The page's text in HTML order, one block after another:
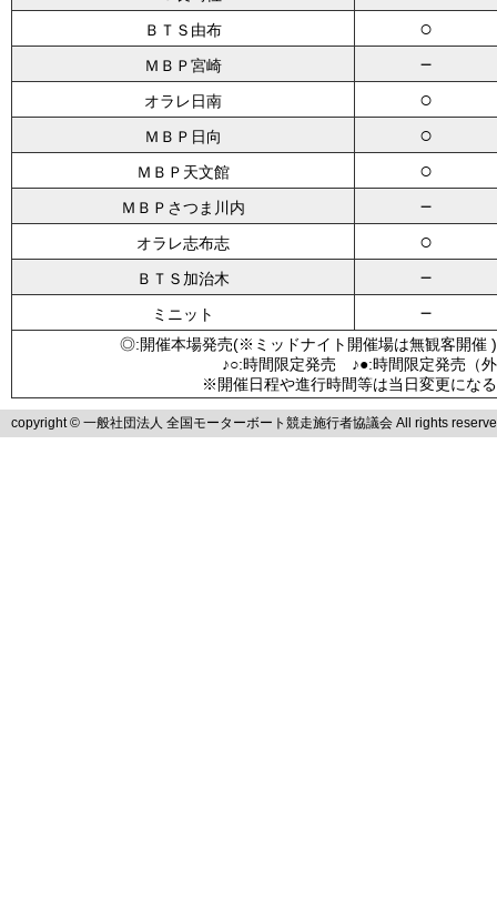
ＢＴＳ由布 ○
ＭＢＰ宮崎 －
オラレ日南 ○
ＭＢＰ日向 ○
ＭＢＰ天文館 ○
ＭＢＰさつま川内 －
オラレ志布志 ○
ＢＴＳ加治木 －
ミニット －
◎:開催本場発売(※ミッドナイト開催場は無観客
♪○:時間限定発売 ♪●:時間限定発売
※開催日程や進行時間等は当日変更にな
copyright © 一般社団法人 全国モーターボート競走施行者協議会 All rights